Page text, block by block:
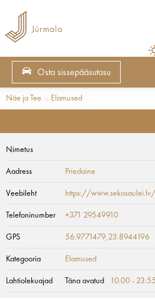
Osta sissepääsutasu
Näe ja Tee Elamused
Nimetus
Aadress Priedaine
Veebileht https://www.sekosaulei.lv/
Telefoninumber +371 29549910
GPS 56.9771479,23.8944196
Kategooria Elamused
Lahtiolekuajad Täna avatud 10:00 - 23:55